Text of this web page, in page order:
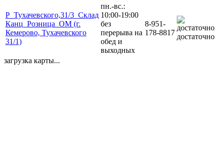
Р_Тухачевского,31/3_Склад
Канц_Розница_ОМ (г.
Кемерово, Тухачевского
31/1)
пн.-вс.:
10:00-19:00
без
перерыва на
обед и
выходных
8-951-
178-8817 достаточно
загрузка карты...